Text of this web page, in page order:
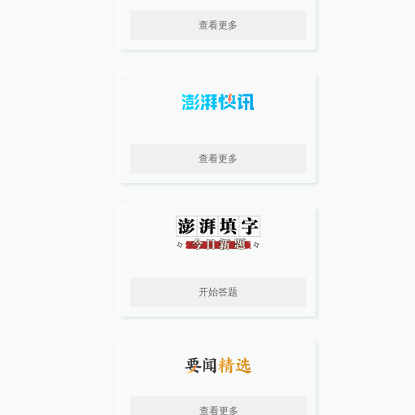
查看更多
查看更多
开始答题
查看更多